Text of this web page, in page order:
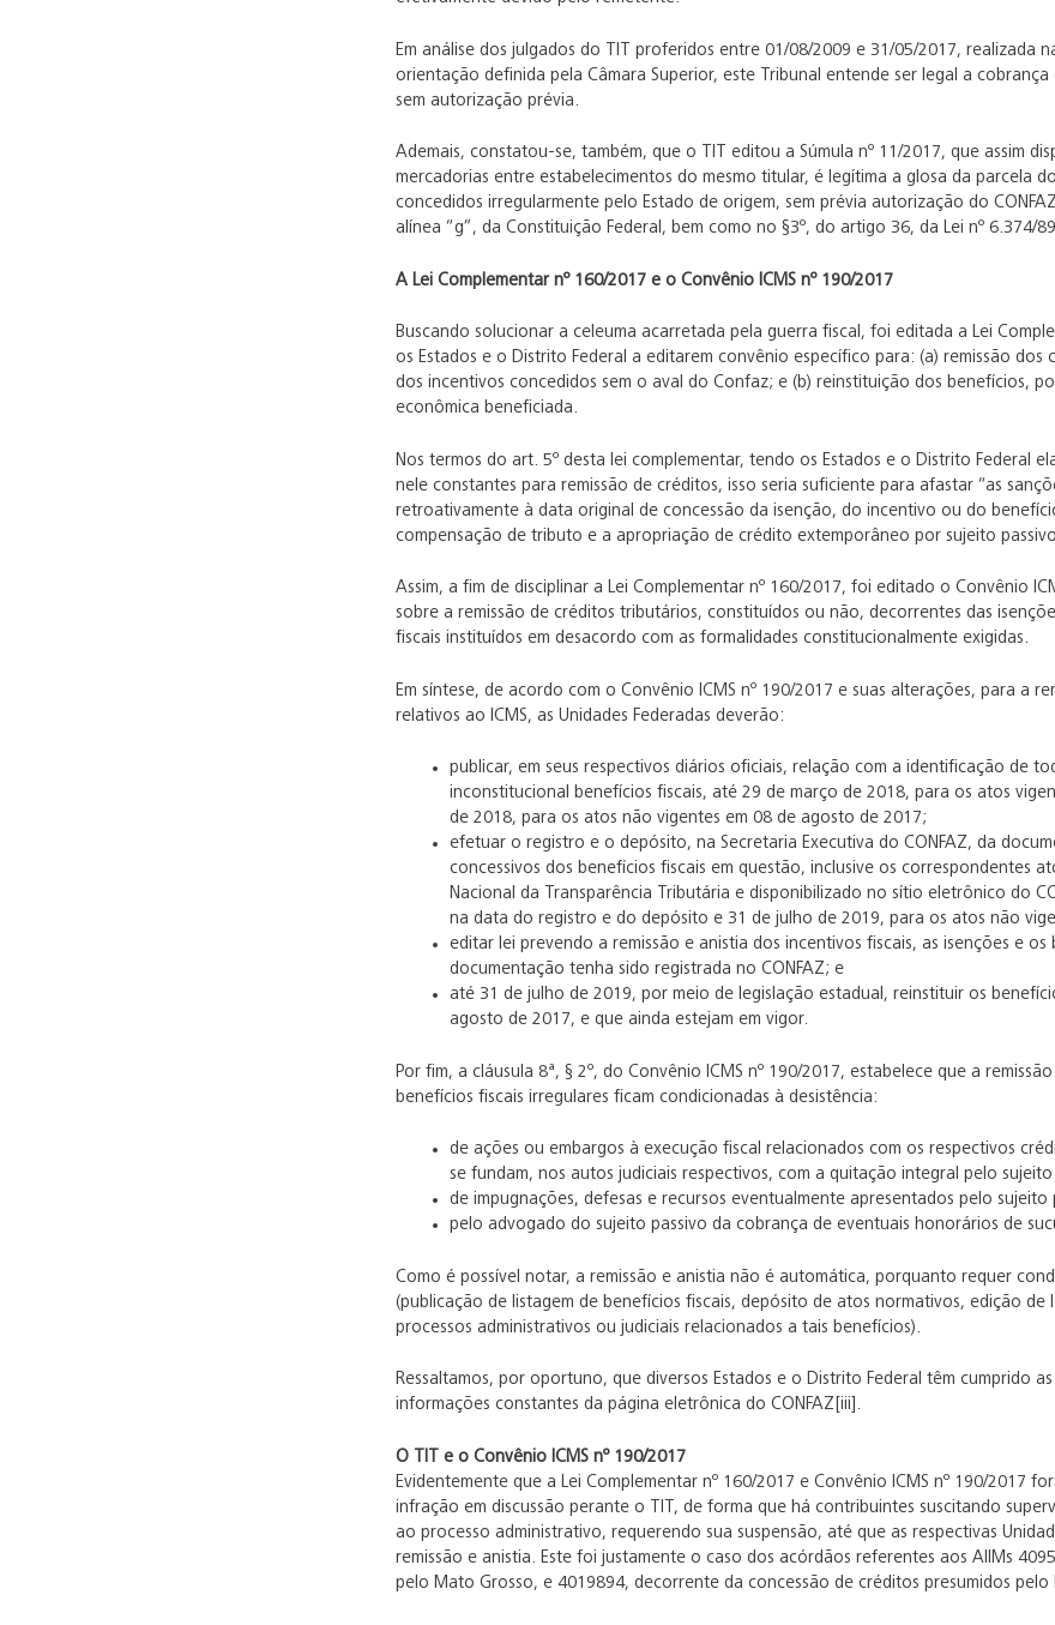
Em análise dos julgados do TIT proferidos entre 01/08/2009 e 31/05/2017, realizada
orientação definida pela Câmara Superior, este Tribunal entende ser legal a
sem autorização prévia.
Ademais, constatou-se, também, que o TIT editou a Súmula nº 11/2017, que assim
mercadorias entre estabelecimentos do mesmo titular, é legítima a glosa da parcela
concedidos irregularmente pelo Estado de origem, sem prévia autorização do
alínea “g”, da Constituição Federal, bem como no §3º, do artigo 36, da Lei nº 6.374/
A Lei Complementar nº 160/2017 e o Convênio ICMS nº 190/2017
Buscando solucionar a celeuma acarretada pela guerra fiscal, foi editada a Lei
os Estados e o Distrito Federal a editarem convênio específico para: (a) remissão
dos incentivos concedidos sem o aval do Confaz; e (b) reinstituição dos benefícios,
econômica beneficiada.
Nos termos do art. 5º desta lei complementar, tendo os Estados e o Distrito Federal
nele constantes para remissão de créditos, isso seria suficiente para afastar “as
retroativamente à data original de concessão da isenção, do incentivo ou do
compensação de tributo e a apropriação de crédito extemporâneo por sujeito
Assim, a fim de disciplinar a Lei Complementar nº 160/2017, foi editado o Convênio
sobre a remissão de créditos tributários, constituídos ou não, decorrentes das
fiscais instituídos em desacordo com as formalidades constitucionalmente exigidas.
Em síntese, de acordo com o Convênio ICMS nº 190/2017 e suas alterações, para a
relativos ao ICMS, as Unidades Federadas deverão:
publicar, em seus respectivos diários oficiais, relação com a identificação de
inconstitucional benefícios fiscais, até 29 de março de 2018, para os atos
de 2018, para os atos não vigentes em 08 de agosto de 2017;
efetuar o registro e o depósito, na Secretaria Executiva do CONFAZ, da
concessivos dos benefícios fiscais em questão, inclusive os correspondentes
Nacional da Transparência Tributária e disponibilizado no sítio eletrônico do
na data do registro e do depósito e 31 de julho de 2019, para os atos não
editar lei prevendo a remissão e anistia dos incentivos fiscais, as isenções e
documentação tenha sido registrada no CONFAZ; e
até 31 de julho de 2019, por meio de legislação estadual, reinstituir os
agosto de 2017, e que ainda estejam em vigor.
Por fim, a cláusula 8ª, § 2º, do Convênio ICMS nº 190/2017, estabelece que a
benefícios fiscais irregulares ficam condicionadas à desistência:
de ações ou embargos à execução fiscal relacionados com os respectivos
se fundam, nos autos judiciais respectivos, com a quitação integral pelo sujeito
de impugnações, defesas e recursos eventualmente apresentados pelo
pelo advogado do sujeito passivo da cobrança de eventuais honorários de
Como é possível notar, a remissão e anistia não é automática, porquanto requer
(publicação de listagem de benefícios fiscais, depósito de atos normativos, edição
processos administrativos ou judiciais relacionados a tais benefícios).
Ressaltamos, por oportuno, que diversos Estados e o Distrito Federal têm cumprido
informações constantes da página eletrônica do CONFAZ[iii].
O TIT e o Convênio ICMS nº 190/2017
Evidentemente que a Lei Complementar nº 160/2017 e Convênio ICMS nº 190/2017
infração em discussão perante o TIT, de forma que há contribuintes suscitando
ao processo administrativo, requerendo sua suspensão, até que as respectivas
remissão e anistia. Este foi justamente o caso dos acórdãos referentes aos AIIMs
pelo Mato Grosso, e 4019894, decorrente da concessão de créditos presumidos